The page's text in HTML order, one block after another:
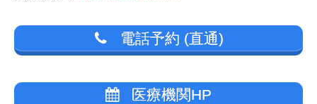
電話予約 (直通)
医療機関HP